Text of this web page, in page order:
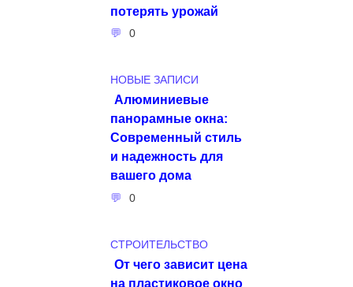
потерять урожай
0
НОВЫЕ ЗАПИСИ
Алюминиевые
панорамные окна:
Современный стиль
и надежность для
вашего дома
0
СТРОИТЕЛЬСТВО
От чего зависит цена
на пластиковое окно